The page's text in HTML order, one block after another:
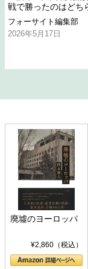
戦で勝ったのはどち
フォーサイト編集部
2026年5月17日
廃墟のヨーロッパ
¥2,860（税込）